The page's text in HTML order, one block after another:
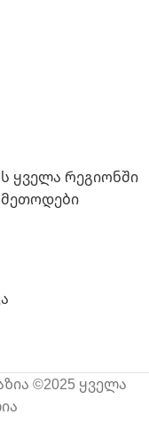
ყველა რეგიონში
©2025 ყველა